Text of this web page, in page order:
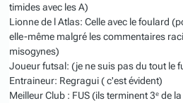
timides avec les A)
Lionne de l Atlas: Celle avec le foulard
elle-même malgré les commentaires
misogynes)
Joueur futsal: (je ne suis pas du tout le
Entraineur: Regragui ( c'est évident)
Meilleur Club : FUS (ils terminent 3ᵉ de